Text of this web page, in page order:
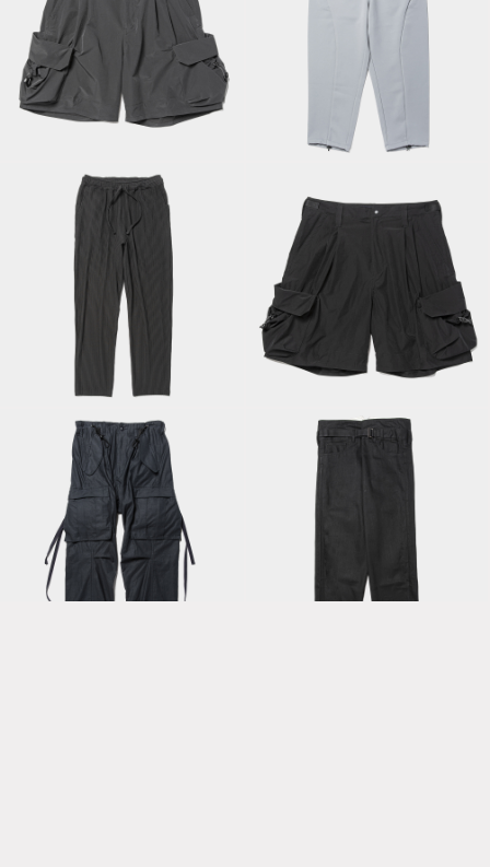
Luggage Cargo
Shorts/Charcoal
Triple Cloth Easy
Trouser/Ice Blue
Uneven Fabric Slim
Slacks/Lamp Black
Luggage Cargo
Shorts/Lamp Black
Fatigue Overwrap
PT with Dyneema®
Denim Wrap